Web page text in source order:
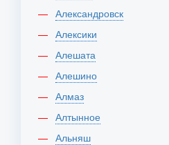
Александровск
Алексики
Алешата
Алешино
Алмаз
Алтынное
Альняш